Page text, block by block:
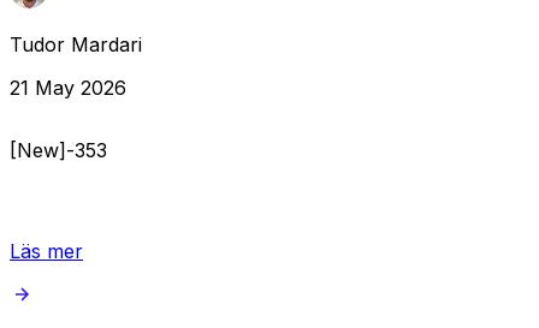
Tudor Mardari
21 May 2026
[New]-353
Läs mer